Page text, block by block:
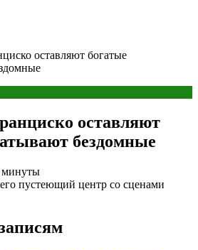
оставляют богатые
оставляют
бездомные
минуты
пустеющий центр со сценами